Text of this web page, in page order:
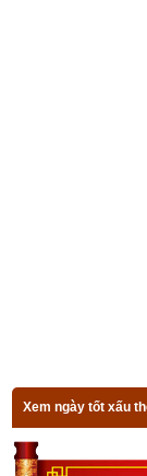
tiến, cuối đời
người chẳng
có số hưng
Xem ngày tốt xấu